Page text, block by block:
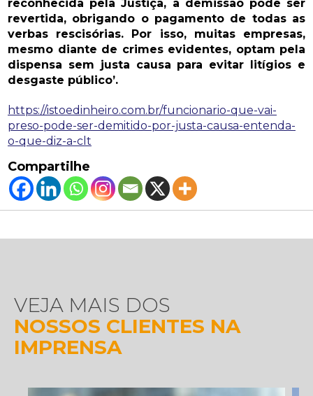
reconhecida pela Justiça, a demissão pode ser
revertida, obrigando o pagamento de todas as
verbas rescisórias. Por isso, muitas empresas,
mesmo diante de crimes evidentes, optam pela
dispensa sem justa causa para evitar litígios e
desgaste público’.
https://istoedinheiro.com.br/funcionario-que-vai-
preso-pode-ser-demitido-por-justa-causa-entenda-
o-que-diz-a-clt
Compartilhe
VEJA MAIS DOS
NOSSOS CLIENTES NA
IMPRENSA